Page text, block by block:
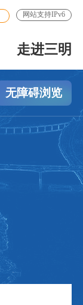
网站支持IPv6
走进三明
无障碍浏览